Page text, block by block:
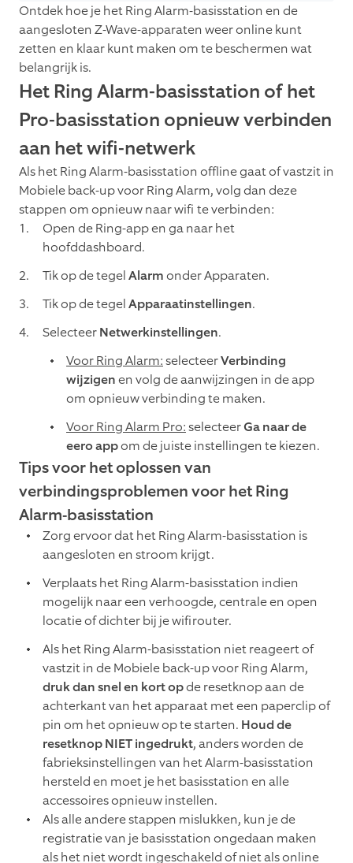
Ontdek hoe je het Ring Alarm-basisstation en de
aangesloten Z-Wave-apparaten weer online kunt
zetten en klaar kunt maken om te beschermen wat
belangrijk is.
Het Ring Alarm-basisstation of het
Pro-basisstation opnieuw verbinden
aan het wifi-netwerk
Als het Ring Alarm-basisstation offline gaat of vastzit in
Mobiele back-up voor Ring Alarm, volg dan deze
stappen om opnieuw naar wifi te verbinden:
Open de Ring-app en ga naar het
hoofddashboard.
Tik op de tegelAlarmonder Apparaten.
Tik op de tegelApparaatinstellingen.
SelecteerNetwerkinstellingen.
Voor Ring Alarm:selecteerVerbinding
wijzigenen volg de aanwijzingen in de app
om opnieuw verbinding te maken.
Voor Ring Alarm Pro:selecteerGa naar de
eero appom de juiste instellingen te kiezen.
Tips voor het oplossen van
verbindingsproblemen voor het Ring
Alarm-basisstation
Zorg ervoor dat het Ring Alarm-basisstation is
aangesloten en stroom krijgt.
Verplaats het Ring Alarm-basisstation indien
mogelijk naar een verhoogde, centrale en open
locatie of dichter bij je wifirouter.
Als het Ring Alarm-basisstation niet reageert of
vastzit in de Mobiele back-up voor Ring Alarm,
druk dan snel en kort opde resetknop aan de
achterkant van het apparaat met een paperclip of
pin om het opnieuw op te starten. Houd de
resetknop NIET ingedrukt, anders worden de
fabrieksinstellingen van het Alarm-basisstation
hersteld en moet je het basisstation en alle
accessoires opnieuw instellen.
Als alle andere stappen mislukken, kun je de
registratie van je basisstation ongedaan maken
als het niet wordt ingeschakeld of niet als online